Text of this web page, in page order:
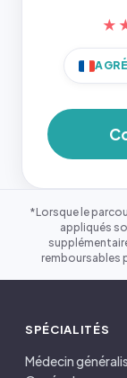
*Lorsque le
appliqués
remboursables
SPÉCIALITÉS
Médecin